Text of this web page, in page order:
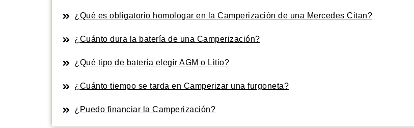
¿Qué es obligatorio homologar en la Camperización de una Mercedes Citan?
¿Cuánto dura la batería de una Camperización?
¿Qué tipo de batería elegir AGM o Litio?
¿Cuánto tiempo se tarda en Camperizar una furgoneta?
¿Puedo financiar la Camperización?